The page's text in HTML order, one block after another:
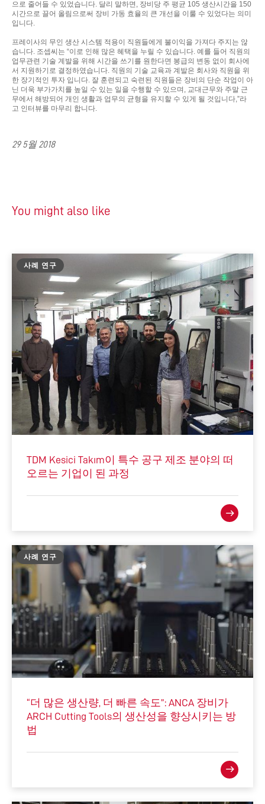
으로 줄어들 수 있었습니다. 달리 말하면, 장비당 주 평균 105 생산시간을 150
시간으로 끌어 올림으로써 장비 가동 효율의 큰 개선을 이룰 수 있었다는 의미
입니다.
프레이사의 무인 생산 시스템 적용이 직원들에게 불이익을 가져다 주지는 않
습니다. 조셉씨는 “이로 인해 많은 혜택을 누릴 수 있습니다. 예를 들어 직원의
업무관련 기술 계발을 위해 시간을 쓰기를 원한다면 봉급의 변동 없이 회사에
서 지원하기로 결정하였습니다. 직원의 기술 교육과 계발은 회사와 직원을 위
한 장기적인 투자 입니다. 잘 훈련되고 숙련된 직원들은 장비의 단순 작업이 아
닌 더욱 부가가치를 높일 수 있는 일을 수행할 수 있으며, 교대근무와 주말 근
무에서 해방되어 개인 생활과 업무의 균형을 유지할 수 있게 될 것입니다,”라
고 인터뷰를 마무리 합니다.
29 5월 2018
You might also like
사례 연구
TDM Kesici Takım이 특수 공구 제조 분야의 떠
오르는 기업이 된 과정
사례 연구
“더 많은 생산량, 더 빠른 속도”: ANCA 장비가
ARCH Cutting Tools의 생산성을 향상시키는 방
법